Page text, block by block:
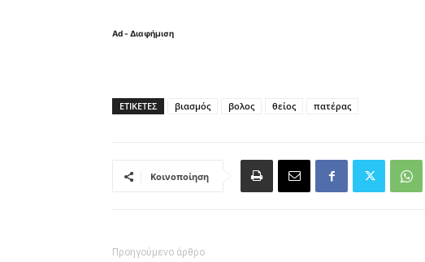
Ad - Διαφήμιση
ΕΤΙΚΈΤΕΣ βιασμός βολος θείος πατέρας
Κοινοποίηση
Προηγούμενο άρθρο